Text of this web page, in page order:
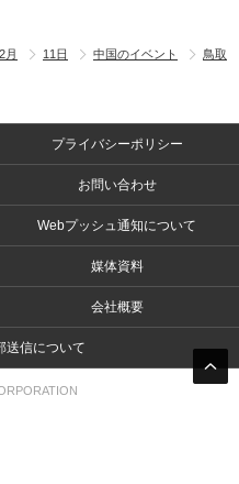
月 11日 中国のイベント
鳥取
プライバシーポリシー
お問い合わせ
Webプッシュ通知について
媒体資料
会社概要
送信について